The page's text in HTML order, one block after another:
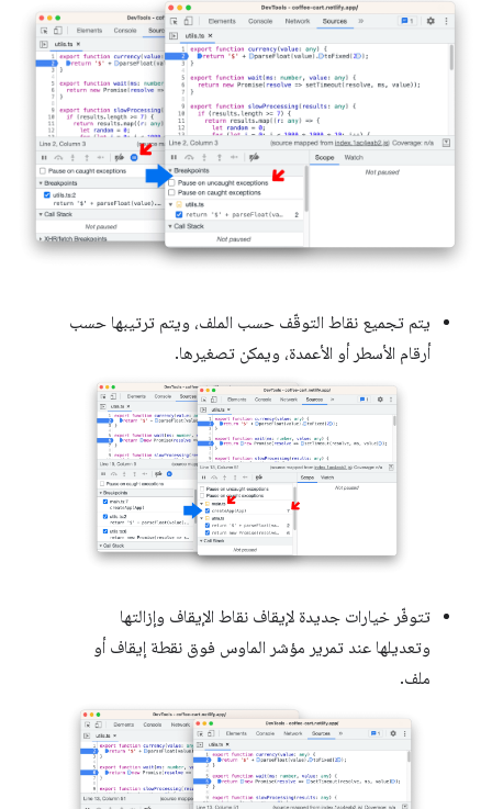
يتم تجميع نقاط التوقّف حسب الملف، ويتم ترتيبها حسب
أرقام الأسطر أو الأعمدة، ويمكن تصغيرها.
تتوفّر خيارات جديدة لإيقاف نقاط الإيقاف وإزالتها
وتعديلها عند تمرير مؤشر الماوس فوق نقطة إيقاف أو
ملف.